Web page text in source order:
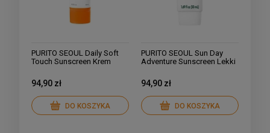
PURITO SEOUL Daily Soft
Touch Sunscreen Krem
Ceramidami 60ml
94,90 zł
DO KOSZYKA
PURITO SEOUL Sun Day
Adventure Sunscreen Lekki
94,90 zł
DO KOSZYKA